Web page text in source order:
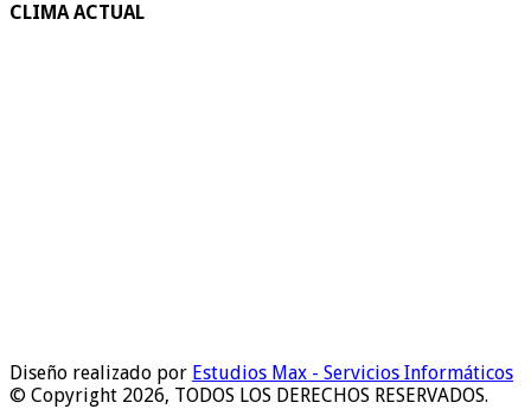
CLIMA ACTUAL
Diseño realizado por Estudios Max - Servicios Informáticos
© Copyright 2026, TODOS LOS DERECHOS RESERVADOS.